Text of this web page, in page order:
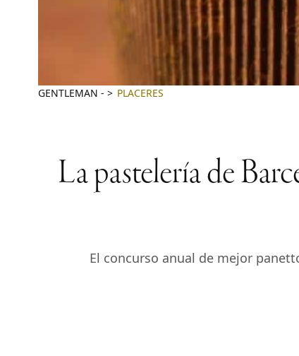
GENTLEMAN - PLACERES
La pastelería de
El concurso anual de mejor